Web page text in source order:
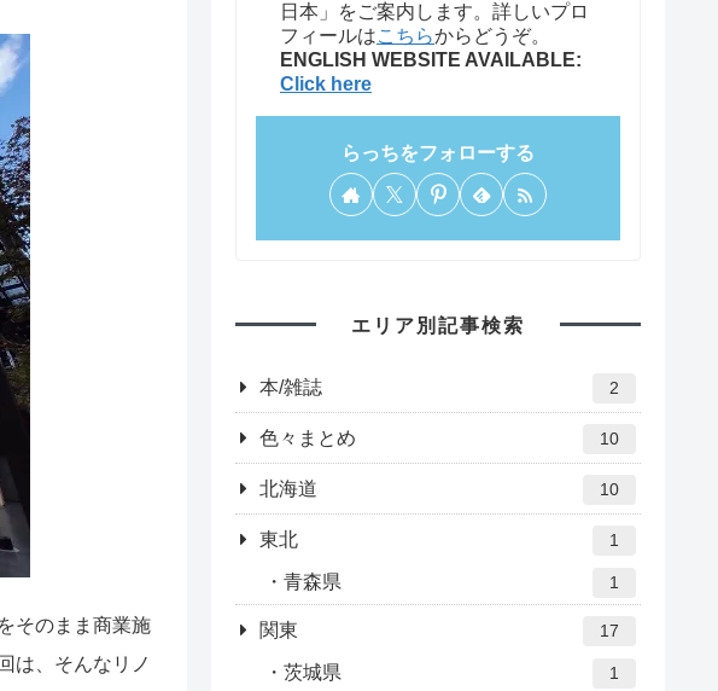
そのまま商業施
は、そんなリノ
日本」をご案内します。詳しいプロ
フィールはこちらからどうぞ。
ENGLISH WEBSITE AVAILABLE:
Click here
らっちをフォローする
エリア別記事検索
本/雑誌 2
色々まとめ 10
北海道 10
東北 1
青森県 1
関東 17
茨城県 1